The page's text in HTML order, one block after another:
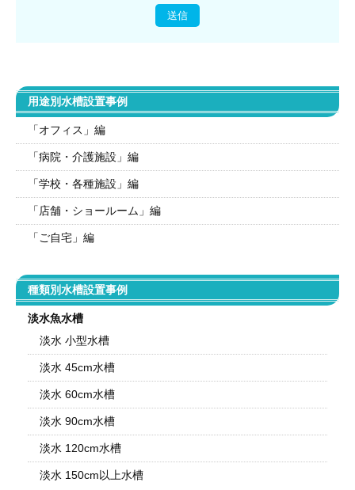
用途別水槽設置事例
「オフィス」編
「病院・介護施設」編
「学校・各種施設」編
「店舗・ショールーム」編
「ご自宅」編
種類別水槽設置事例
淡水魚水槽
淡水 小型水槽
淡水 45cm水槽
淡水 60cm水槽
淡水 90cm水槽
淡水 120cm水槽
淡水 150cm以上水槽